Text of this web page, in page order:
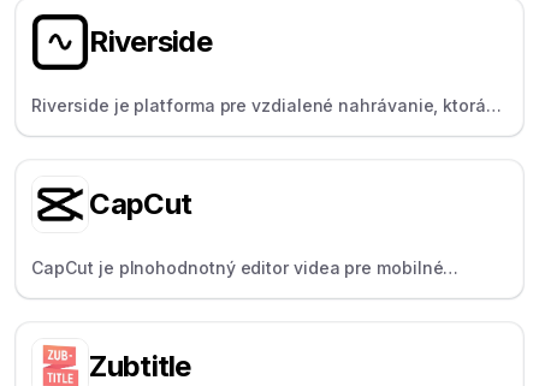
Riverside
Riverside je platforma pre vzdialené nahrávanie, ktorá
poskytuje lokálny a čistý zvuk/video – ideálne pre
CapCut
CapCut je plnohodnotný editor videa pre mobilné
zariadenia a počítače, ktorý je obľúbený pre svoje
sociálnych sieťach.
Zubtitle